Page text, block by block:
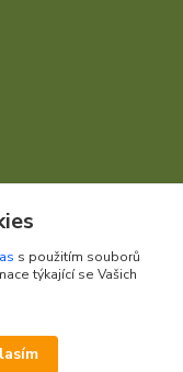
s použitím souborů
týkající se Vašich